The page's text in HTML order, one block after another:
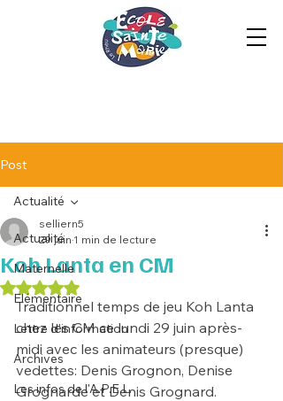
Post
Actualité
Maternelle
Elémentaire
Lettre d'information
Archives
Les infos de l'A.P.E.L.
Actualité
Koh Lanta en CM
selliern5
29 juin 1 min de lecture
Noté NaN étoiles sur 5.
Traditionnel temps de jeu Koh Lanta
chez les CM ce lundi 29 juin après-
midi avec les animateurs (presque)
vedettes: Denis Grognon, Denise
Grognarde et Denis Grognard.